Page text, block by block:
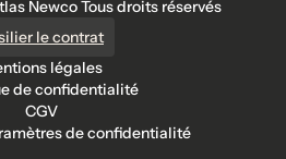
Newco Tous droits réservés
le contrat
légales
de confidentialité
CGV
de confidentialité